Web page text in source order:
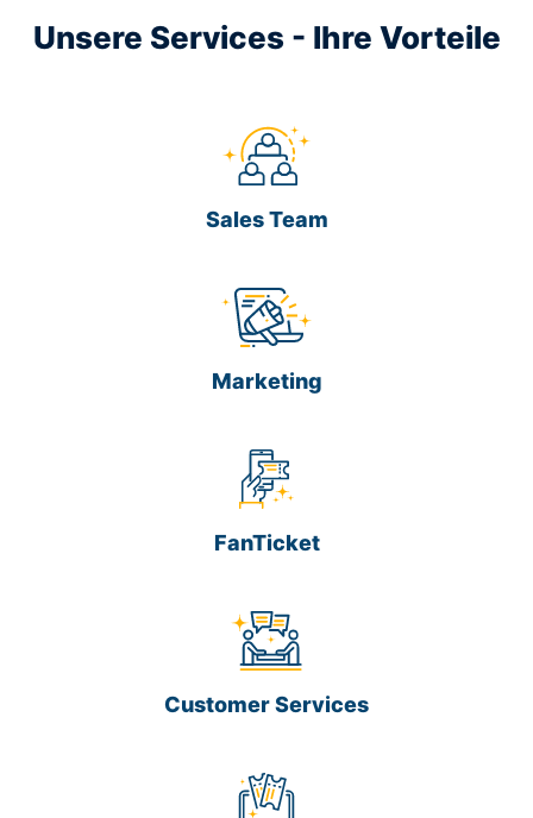
Unsere Services - Ihre Vorteile
Sales Team
Marketing
FanTicket
Customer Services